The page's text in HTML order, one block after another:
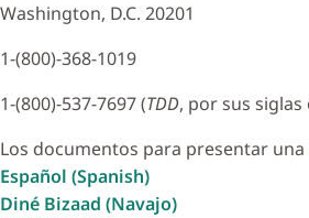
Washington, D.C. 20201
1-(800)-368-1019
1-(800)-537-7697 (TDD, por sus
Los documentos para presentar
Español (Spanish)
Diné Bizaad (Navajo)